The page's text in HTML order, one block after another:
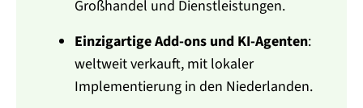
Großhandel und Dienstleistungen.
Einzigartige Add-ons und KI-Agenten:
weltweit verkauft, mit lokaler
Implementierung in den Niederlanden.